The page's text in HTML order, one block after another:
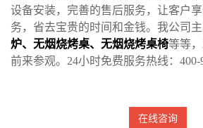
设备安装，完善的售后服务，让客户
务，省去宝贵的时间和金钱。我公司
炉、 无烟烧烤桌、 无烟烧烤桌椅等等
前来参观。24小时免费服务热线：400-
在线咨询